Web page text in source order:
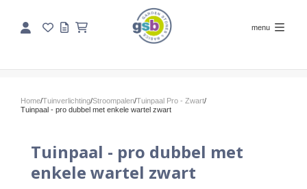
menu
Home/Tuinverlichting/Stroompalen/Tuinpaal Pro - Zwart/
Tuinpaal - pro dubbel met enkele wartel zwart
Tuinpaal - pro dubbel met
enkele wartel zwart